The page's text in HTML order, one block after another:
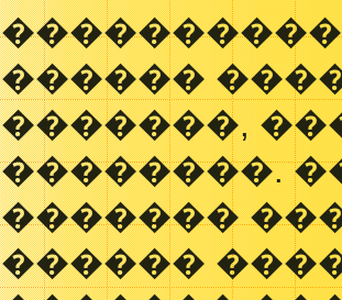
������
�������,
��������.
�������
������